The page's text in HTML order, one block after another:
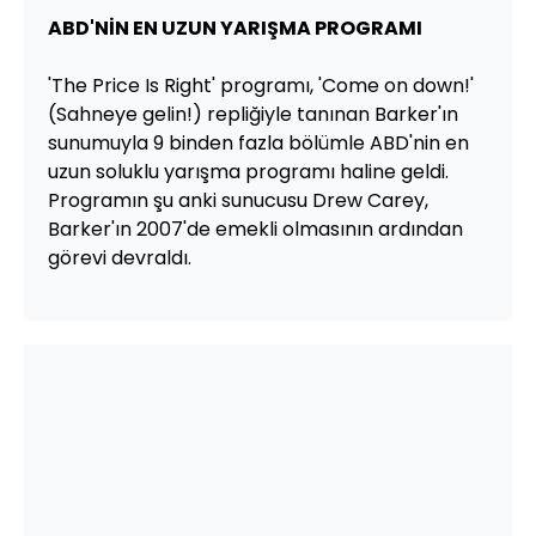
ABD'NİN EN UZUN YARIŞMA PROGRAMI
'The Price Is Right' programı, 'Come on down!'
(Sahneye gelin!) repliğiyle tanınan Barker'ın
sunumuyla 9 binden fazla bölümle ABD'nin en
uzun soluklu yarışma programı haline geldi.
Programın şu anki sunucusu Drew Carey,
Barker'ın 2007'de emekli olmasının ardından
görevi devraldı.